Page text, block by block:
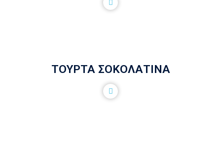
ΤΟΥΡΤΑ ΣΟΚΟΛΑΤΙΝΑ